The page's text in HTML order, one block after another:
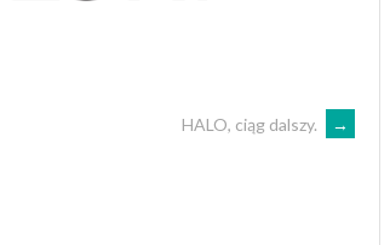
HALO, ciąg dalszy. →